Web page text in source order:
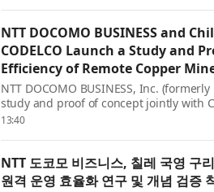
NTT DOCOMO BUSINESS and
CODELCO Launch a Study and
Efficiency of Remote Copper
NTT DOCOMO BUSINESS, Inc.
study and proof of concept jointly with
to progress remote operations at
13:40
NTT 도코모 비즈니스, 칠레 국영 구
원격 운영 효율화 연구 및 개념 검증